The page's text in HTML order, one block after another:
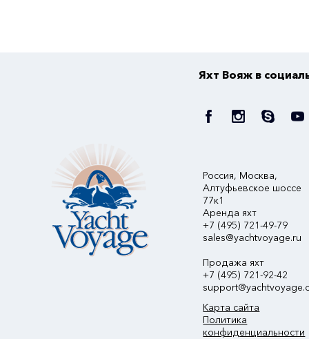
Яхт Вояж в
Россия, Москва,
Алтуфьевское шоссе
77к1
Аренда яхт
+7 (495) 721-49-79
sales@yachtvoyage.ru
Продажа яхт
+7 (495) 721-92-42
Карта сайта
Политика
конфиденциальности